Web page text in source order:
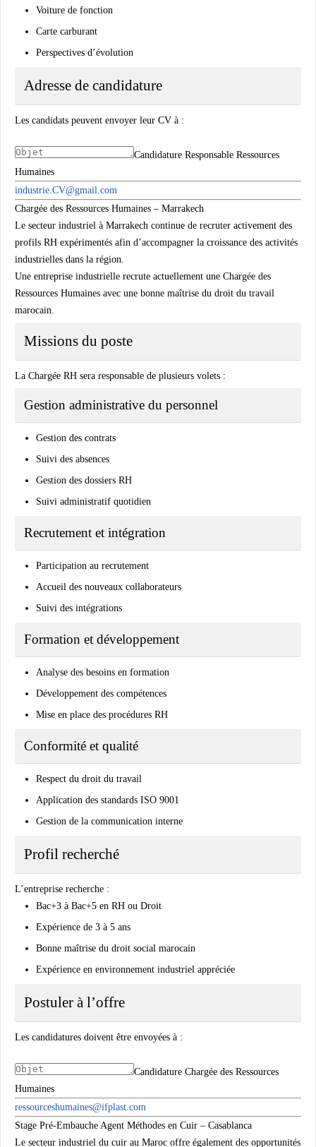
Voiture de fonction
Carte carburant
Perspectives d’évolution
Adresse de candidature
Les candidats peuvent envoyer leur CV à :
Candidature Responsable Ressources
Humaines
industrie.CV@gmail.com
Chargée des Ressources Humaines – Marrakech
Le secteur industriel à Marrakech continue de recruter activement des
profils RH expérimentés afin d’accompagner la croissance des activités
industrielles dans la région.
Une entreprise industrielle recrute actuellement une Chargée des
Ressources Humaines avec une bonne maîtrise du droit du travail
marocain.
Missions du poste
La Chargée RH sera responsable de plusieurs volets :
Gestion administrative du personnel
Gestion des contrats
Suivi des absences
Gestion des dossiers RH
Suivi administratif quotidien
Recrutement et intégration
Participation au recrutement
Accueil des nouveaux collaborateurs
Suivi des intégrations
Formation et développement
Analyse des besoins en formation
Développement des compétences
Mise en place des procédures RH
Conformité et qualité
Respect du droit du travail
Application des standards ISO 9001
Gestion de la communication interne
Profil recherché
L’entreprise recherche :
Bac+3 à Bac+5 en RH ou Droit
Expérience de 3 à 5 ans
Bonne maîtrise du droit social marocain
Expérience en environnement industriel appréciée
Postuler à l’offre
Les candidatures doivent être envoyées à :
Candidature Chargée des Ressources
Humaines
ressourceshumaines@ifplast.com
Stage Pré-Embauche Agent Méthodes en Cuir – Casablanca
Le secteur industriel du cuir au Maroc offre également des opportunités